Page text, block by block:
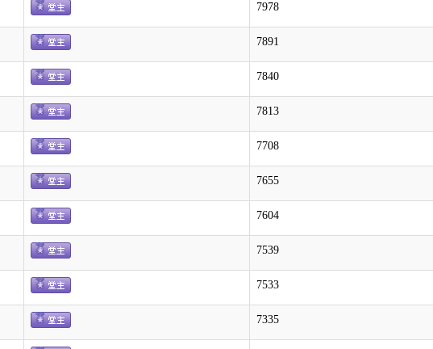
7978
7891
7840
7813
7708
7655
7604
7539
7533
7335